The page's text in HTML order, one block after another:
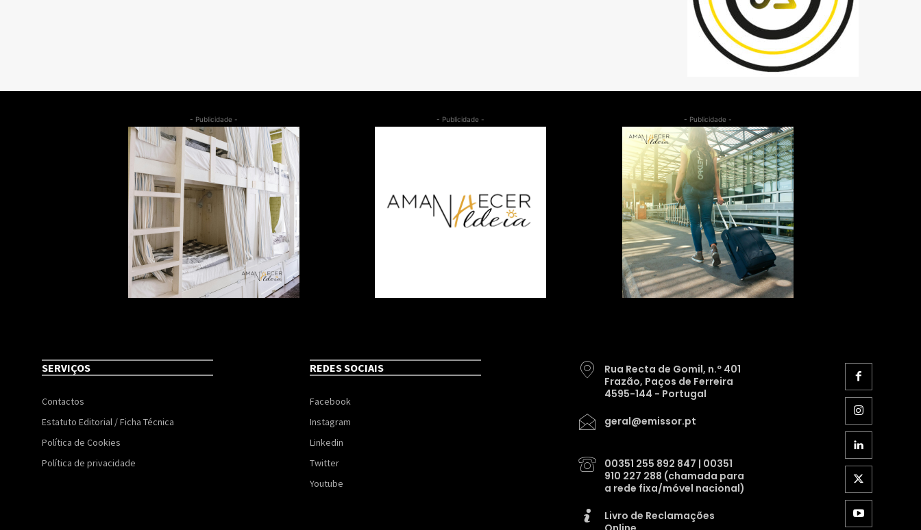
- Publicidade - - Publicidade - - Publicidade -
SERVIÇOS
Contactos
Estatuto Editorial / Ficha Técnica
Política de Cookies
Política de privacidade
REDES SOCIAIS
Facebook
Instagram
Linkedin
Twitter
Youtube
Rua Recta de Gomil, n.º 401
Frazão, Paços de Ferreira
4595-144 - Portugal
geral@emissor.pt
00351 255 892 847 | 00351
910 227 288 (chamada para
a rede fixa/móvel nacional)
Livro de Reclamações